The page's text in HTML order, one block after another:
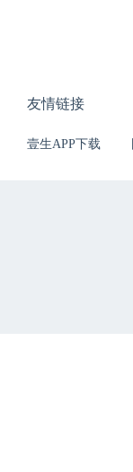
友情链接
壹生APP下载